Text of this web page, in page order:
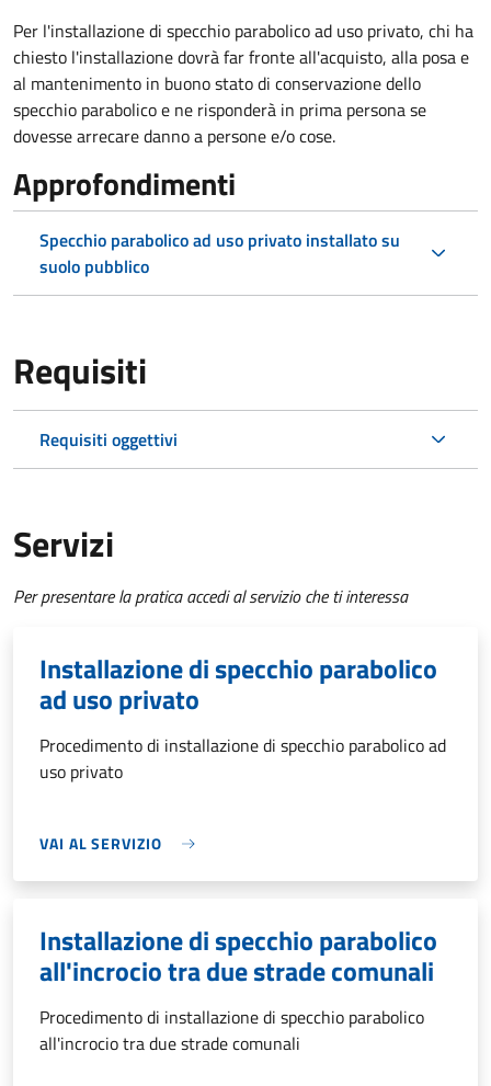
Per l'installazione di specchio parabolico ad uso privato, chi ha
chiesto l'installazione dovrà far fronte all'acquisto, alla posa e
al mantenimento in buono stato di conservazione dello
specchio parabolico e ne risponderà in prima persona se
dovesse arrecare danno a persone e/o cose.
Approfondimenti
Specchio parabolico ad uso privato installato su
suolo pubblico
Requisiti
Requisiti oggettivi
Servizi
Per presentare la pratica accedi al servizio che ti interessa
Installazione di specchio parabolico
ad uso privato
Procedimento di installazione di specchio parabolico ad
uso privato
VAI AL SERVIZIO
Installazione di specchio parabolico
all'incrocio tra due strade comunali
Procedimento di installazione di specchio parabolico
all'incrocio tra due strade comunali